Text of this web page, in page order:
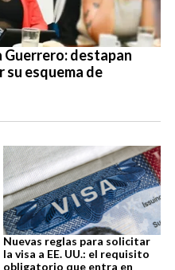
destapan
su esquema de
Nuevas reglas para solicitar
la visa a EE. UU.: el requisito
obligatorio que entra en